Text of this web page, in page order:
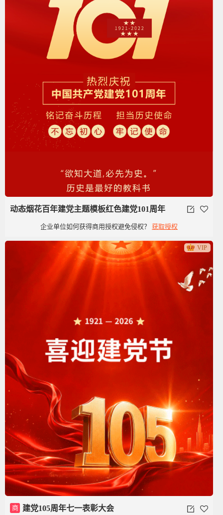
动态烟花百年建党主题模板红色建党101周年
企业单位如何获得商用授权避免侵权？ 获取授权
VIP
商 建党105周年七一表彰大会